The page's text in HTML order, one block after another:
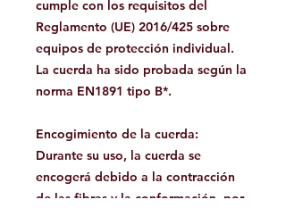
cumple con los requisitos del
Reglamento (UE) 2016/425 sobre
equipos de protección individual.
La cuerda ha sido probada según la
norma EN1891 tipo B*.
Encogimiento de la cuerda:
Durante su uso, la cuerda se
encogerá debido a la contracción
de las fibras y la conformación, por